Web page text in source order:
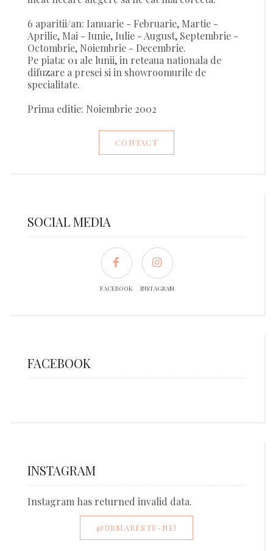
6 aparitii/an: Ianuarie - Februarie, Martie -
Aprilie, Mai - Iunie, Iulie - August, Septembrie -
Octombrie, Noiembrie - Decembrie.
Pe piata: 01 ale lunii, in reteaua nationala de
difuzare a presei si in showroomurile de
specialitate.
Prima editie: Noiembrie 2002
CONTACT
SOCIAL MEDIA
FACEBOOK INSTAGRAM
FACEBOOK
INSTAGRAM
Instagram has returned invalid data.
@URMARESTE-NE!